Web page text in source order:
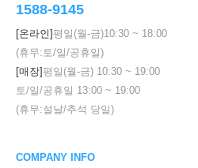
1588-9145
[온라인]평일(월-금)10:30 ~ 18:00
(휴무:토/일/공휴일)
[매장]평일(월-금) 10:30 ~ 19:00
토/일/공휴일 13:00 ~ 19:00
(휴무:설날/추석 당일)
COMPANY INFO